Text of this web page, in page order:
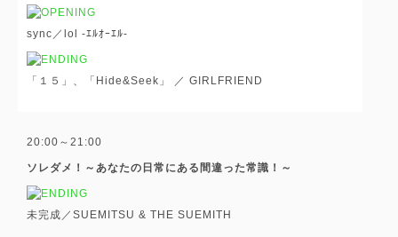
sync／lol -ｴﾙｵｰｴﾙ-
「１５」、「Hide&Seek」 ／ GIRLFRIEND
20:00～21:00
ソレダメ！～あなたの日常にある間違った常識！～
未完成／SUEMITSU & THE SUEMITH